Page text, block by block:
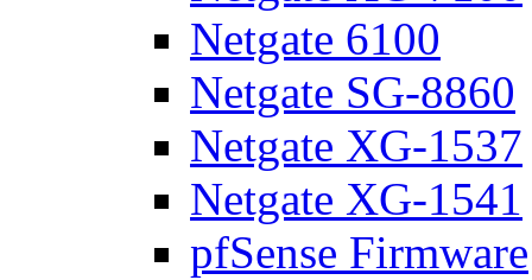
Netgate 6100
Netgate SG-8860
Netgate XG-1537
Netgate XG-1541
pfSense Firmware